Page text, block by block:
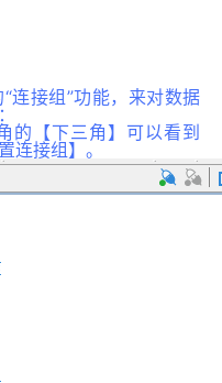
连接组”功能，来对数据
的【下三角】可以看到
连接组】。